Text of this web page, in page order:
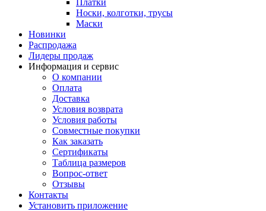
Платки
Носки, колготки, трусы
Маски
Новинки
Распродажа
Лидеры продаж
Информация и сервис
О компании
Оплата
Доставка
Условия возврата
Условия работы
Совместные покупки
Как заказать
Сертификаты
Таблица размеров
Вопрос-ответ
Отзывы
Контакты
Установить приложение